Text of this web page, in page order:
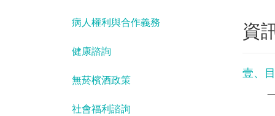
病人權利與合作義務
健康諮詢
無菸檳酒政策
社會福利諮詢
資
壹、